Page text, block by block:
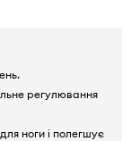
регулювання
ноги і полегшує